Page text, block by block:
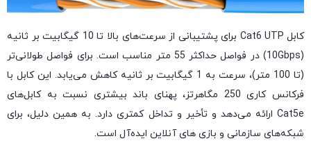
کابل Cat6 UTP
برای پشتیبانی از سرعت‌های بالا تا 10 گیگابیت بر ثانیه
(10Gbps) در فواصل حداکثر 55 متر مناسب است. برای فواصل طولانی‌تر
(تا 100 متر)، سرعت به 1 گیگابیت بر ثانیه کاهش می‌یابد. این کابل با
فرکانس کاری 250 مگاهرتز، پهنای باند بیشتری نسبت به کابل‌های
Cat5e ارائه می‌دهد و تأخیر و تداخل کمتری دارد. به همین دلیل، برای
شبکه‌های سازمانی و بازی های آنلاین ایده‌آل است.